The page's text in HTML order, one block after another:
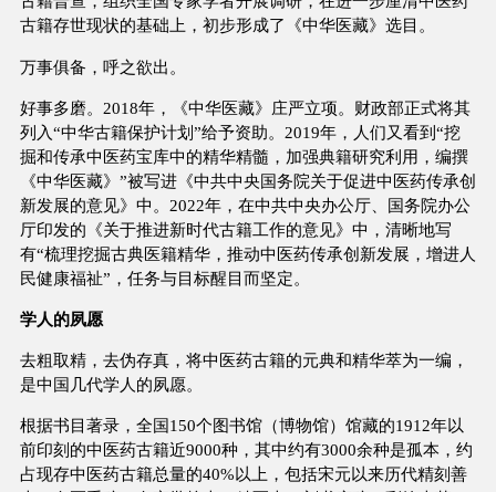
古籍存世现状的基础上，初步形成了《中华医藏》选目。
万事俱备，呼之欲出。
好事多磨。2018年，《中华医藏》庄严立项。财政部正式将其
列入“中华古籍保护计划”给予资助。2019年，人们又看到“挖
掘和传承中医药宝库中的精华精髓，加强典籍研究利用，编撰
《中华医藏》”被写进《中共中央国务院关于促进中医药传承创
新发展的意见》中。2022年，在中共中央办公厅、国务院办公
厅印发的《关于推进新时代古籍工作的意见》中，清晰地写
有“梳理挖掘古典医籍精华，推动中医药传承创新发展，增进人
民健康福祉”，任务与目标醒目而坚定。
学人的夙愿
去粗取精，去伪存真，将中医药古籍的元典和精华萃为一编，
是中国几代学人的夙愿。
根据书目著录，全国150个图书馆（博物馆）馆藏的1912年以
前印刻的中医药古籍近9000种，其中约有3000余种是孤本，约
占现存中医药古籍总量的40%以上，包括宋元以来历代精刻善